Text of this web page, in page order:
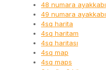
48 numara ayakkabı
49 numara ayakkabı
4sq harita
4sq haritam
4sq haritası
4sq map
4sq maps